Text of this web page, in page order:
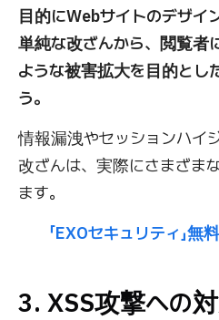
目的にWebサイトのデザイ
単純な改ざんから、閲覧者
ような被害拡大を目的とし
う。
情報漏洩やセッションハイ
改ざんは、実際にさまざま
ます。
「EXOセキュリティ」無
3. XSS攻撃への